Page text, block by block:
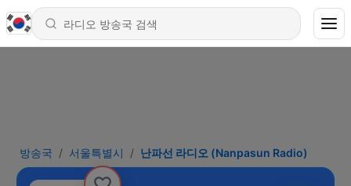
방송국 서울특별시 난파선 라디오 (Nanpasun Radio)